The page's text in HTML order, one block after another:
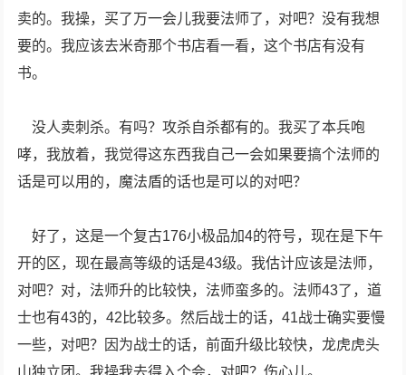
卖的。我操，买了万一会儿我要法师了，对吧？没有我想
要的。我应该去米奇那个书店看一看，这个书店有没有
书。
没人卖刺杀。有吗？攻杀自杀都有的。我买了本兵咆
哮，我放着，我觉得这东西我自己一会如果要搞个法师的
话是可以用的，魔法盾的话也是可以的对吧？
好了，这是一个复古176小极品加4的符号，现在是下午
开的区，现在最高等级的话是43级。我估计应该是法师，
对吧？对，法师升的比较快，法师蛮多的。法师43了，道
士也有43的，42比较多。然后战士的话，41战士确实要慢
一些，对吧？因为战士的话，前面升级比较快，龙虎虎头
山独立团。我操我去得入个会，对吧？伤心儿。